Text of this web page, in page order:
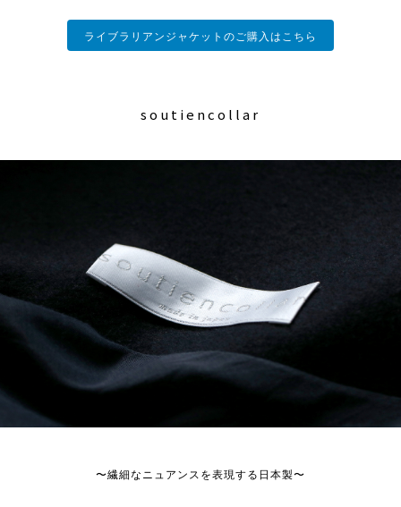
ライブラリアンジャケットのご購入はこちら
soutiencollar
〜繊細なニュアンスを表現する日本製〜